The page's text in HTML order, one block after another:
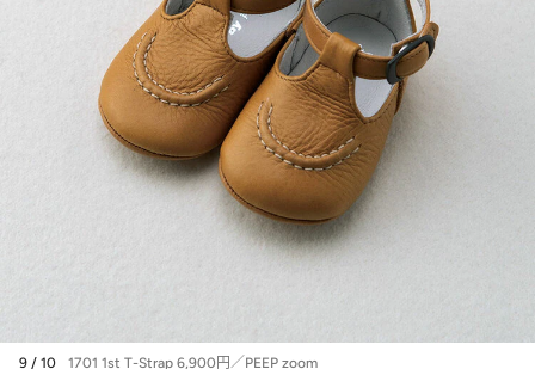
9 / 10 1701 1st T-Strap 6,900円／PEEP zoom